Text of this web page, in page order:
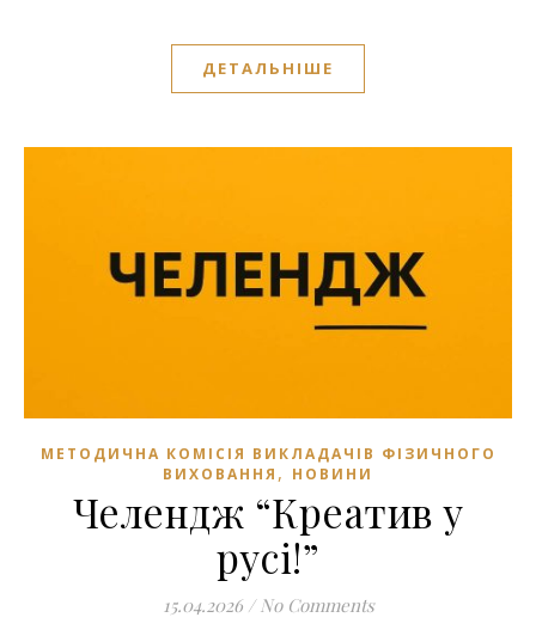
ДЕТАЛЬНІШЕ
МЕТОДИЧНА КОМІСІЯ ВИКЛАДАЧІВ ФІЗИЧНОГО
ВИХОВАННЯ , НОВИНИ
Челендж “Креатив у
русі!”
15.04.2026 / No Comments